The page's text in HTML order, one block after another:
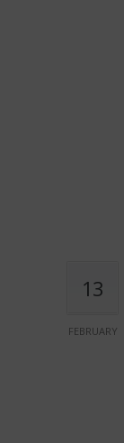
13
FEBRUARY